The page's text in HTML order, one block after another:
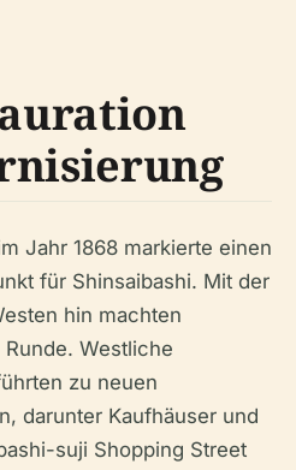
Jahr 1868 markierte einen
für Shinsaibashi. Mit der
hin machten
Westliche
zu neuen
darunter Kaufhäuser und
suji Shopping Street